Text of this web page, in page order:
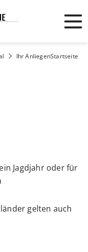
Startseite
Ihr Anliegen
Jagdjahr oder für
gelten auch